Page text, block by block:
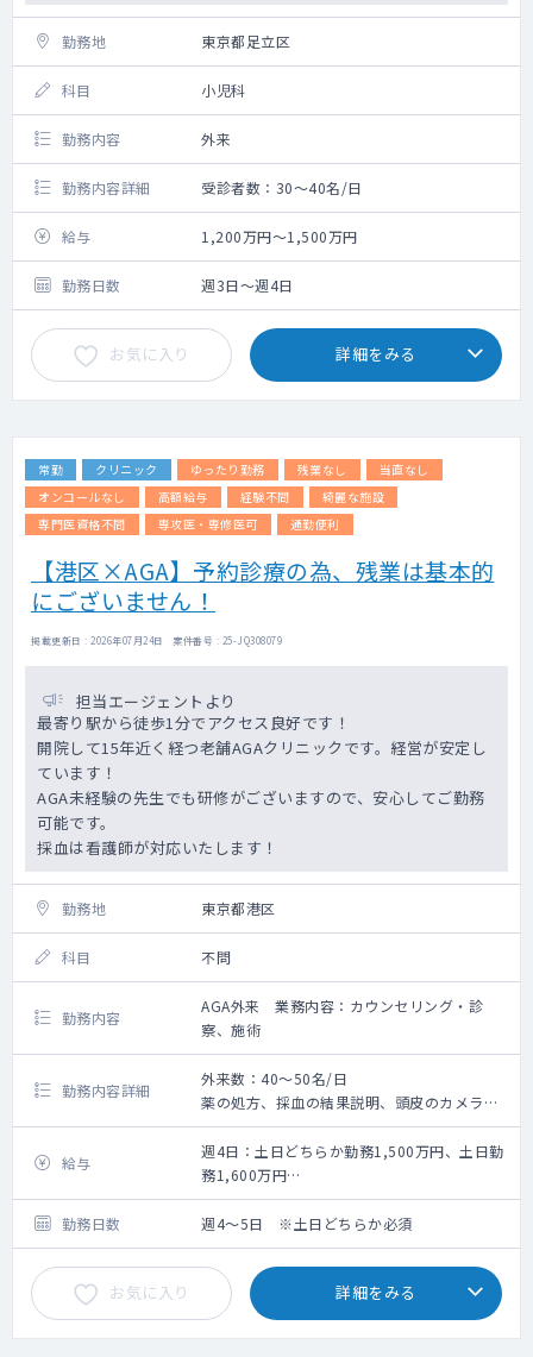
再診患者様：1日10名程度
勤務地 東京都足立区
科目 小児科
勤務内容 外来
勤務内容詳細 受診者数：30～40名/日
給与 1,200万円～1,500万円
勤務日数 週3日～週4日
お気に入り 詳細をみる
常勤 クリニック ゆったり勤務 残業なし
当直なし
オンコールなし
高額給与 経験不問
綺麗な施設
専門医資格不問
専攻医・専修医可 通勤便利
【港区×AGA】予約診療の為、残業は基本的
にございません！
掲載更新日 : 2026年07月24日 案件番号 : 25-JQ308079
担当エージェントより
最寄り駅から徒歩1分でアクセス良好です！
開院して15年近く経つ老舗AGAクリニックです。経営が安定し
ています！
AGA未経験の先生でも研修がございますので、安心してご勤務
可能です。
採血は看護師が対応いたします！
勤務地 東京都港区
科目 不問
勤務内容
AGA外来 業務内容：カウンセリング・診
察、施術
勤務内容詳細
外来数：40～50名/日
薬の処方、採血の結果説明、頭皮のカメラ撮
影をお願いいたします。
1人に10分の枠を完全予約制にて対応してお
ります。
予約制の為、残業は基本的にございません。
採血は看護師が対応いたします。
入社前に2日ほど（各3時間／時給11,000円）
研修を行っております。
給与
週4日：土日どちらか勤務1,500万円、土日勤
務1,600万円
週5日：土日どちらか勤務1,900万円、土日勤
務2,000万円
勤務日数 週4～5日 ※土日どちらか必須
お気に入り 詳細をみる